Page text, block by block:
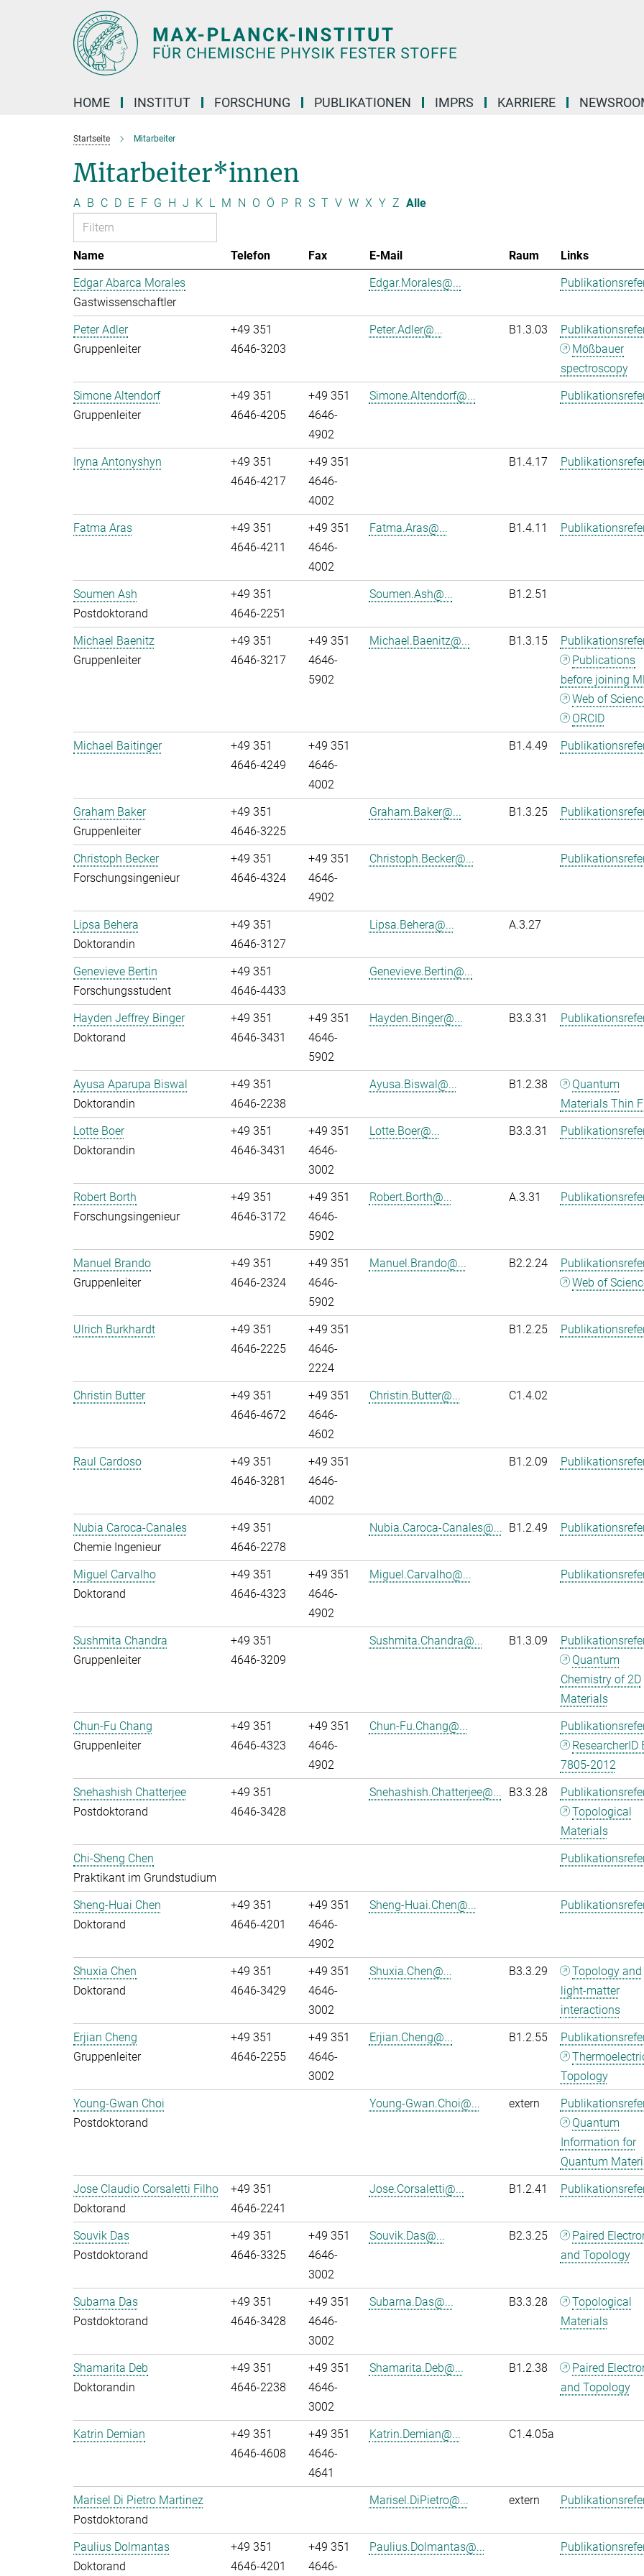
HOME INSTITUT FORSCHUNG PUBLIKATIONEN IMPRS KARRIERE
Startseite Mitarbeiter
Mitarbeiter*innen
A B C D E F G H J K L M N O Ö P R S T V W X Y Z Alle
Name Telefon Fax E-Mail Raum
Links
Edgar Abarca Morales
Gastwissenschaftler
Edgar.Morales@...
Peter Adler
Gruppenleiter
+49 351
4646-3203
Peter.Adler@... B1.3.03
Mößbauer
spectroscopy
Simone Altendorf
Gruppenleiter
+49 351
4646-4205
+49 351
4646-
4902
Simone.Altendorf@...
Iryna Antonyshyn
+49 351
4646-4217
+49 351
4646-
4002
B1.4.17
Fatma Aras
+49 351
4646-4211
+49 351
4646-
4002
Fatma.Aras@... B1.4.11
Soumen Ash
Postdoktorand
+49 351
4646-2251
Soumen.Ash@... B1.2.51
Michael Baenitz
Gruppenleiter
+49 351
4646-3217
+49 351
4646-
5902
Michael.Baenitz@... B1.3.15
Publications
before joining
Web of
ORCID
Michael Baitinger
+49 351
4646-4249
+49 351
4646-
4002
B1.4.49
Graham Baker
Gruppenleiter
+49 351
4646-3225
Graham.Baker@... B1.3.25
Christoph Becker
Forschungsingenieur
+49 351
4646-4324
+49 351
4646-
4902
Christoph.Becker@...
Lipsa Behera
Doktorandin
+49 351
4646-3127
Lipsa.Behera@... A.3.27
Genevieve Bertin
Forschungsstudent
+49 351
4646-4433
Genevieve.Bertin@...
Hayden Jeffrey Binger
Doktorand
+49 351
4646-3431
+49 351
4646-
5902
Hayden.Binger@... B3.3.31
Ayusa Aparupa Biswal
Doktorandin
+49 351
4646-2238
Ayusa.Biswal@... B1.2.38
Quantum
Materials Thin
Lotte Boer
Doktorandin
+49 351
4646-3431
+49 351
4646-
3002
Lotte.Boer@... B3.3.31
Robert Borth
Forschungsingenieur
+49 351
4646-3172
+49 351
4646-
5902
Robert.Borth@... A.3.31
Manuel Brando
Gruppenleiter
+49 351
4646-2324
+49 351
4646-
5902
Manuel.Brando@... B2.2.24
Web of
Ulrich Burkhardt
+49 351
4646-2225
+49 351
4646-
2224
B1.2.25
Christin Butter
+49 351
4646-4672
+49 351
4646-
4602
Christin.Butter@... C1.4.02
Raul Cardoso
+49 351
4646-3281
+49 351
4646-
4002
B1.2.09
Nubia Caroca-Canales
Chemie Ingenieur
+49 351
4646-2278
Nubia.Caroca-Canales@... B1.2.49
Miguel Carvalho
Doktorand
+49 351
4646-4323
+49 351
4646-
4902
Miguel.Carvalho@...
Sushmita Chandra
Gruppenleiter
+49 351
4646-3209
Sushmita.Chandra@... B1.3.09
Quantum
Chemistry of 2D
Materials
Chun-Fu Chang
Gruppenleiter
+49 351
4646-4323
+49 351
4646-
4902
Chun-Fu.Chang@...
ResearcherID
7805-2012
Snehashish Chatterjee
Postdoktorand
+49 351
4646-3428
Snehashish.Chatterjee@... B3.3.28
Topological
Materials
Chi-Sheng Chen
Praktikant im Grundstudium
Sheng-Huai Chen
Doktorand
+49 351
4646-4201
+49 351
4646-
4902
Sheng-Huai.Chen@...
Shuxia Chen
Doktorand
+49 351
4646-3429
+49 351
4646-
3002
Shuxia.Chen@... B3.3.29
Topology and
light-matter
interactions
Erjian Cheng
Gruppenleiter
+49 351
4646-2255
+49 351
4646-
3002
Erjian.Cheng@... B1.2.55
Topology
Young-Gwan Choi
Postdoktorand
Young-Gwan.Choi@... extern
Quantum
Information for
Quantum
Jose Claudio Corsaletti Filho
Doktorand
+49 351
4646-2241
Jose.Corsaletti@... B1.2.41
Souvik Das
Postdoktorand
+49 351
4646-3325
+49 351
4646-
3002
Souvik.Das@... B2.3.25
Paired
and Topology
Subarna Das
Postdoktorand
+49 351
4646-3428
+49 351
4646-
3002
Subarna.Das@... B3.3.28
Topological
Materials
Shamarita Deb
Doktorandin
+49 351
4646-2238
+49 351
4646-
3002
Shamarita.Deb@... B1.2.38
Paired
and Topology
Katrin Demian
+49 351
4646-4608
+49 351
4646-
4641
Katrin.Demian@... C1.4.05a
Marisel Di Pietro Martinez
Postdoktorand
Marisel.DiPietro@... extern
Paulius Dolmantas
Doktorand
+49 351
4646-4201
+49 351
4646-
Paulius.Dolmantas@...